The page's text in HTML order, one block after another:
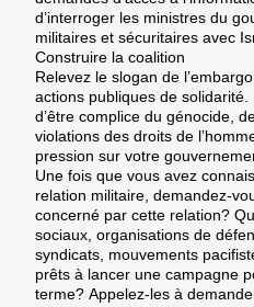
d’interroger les ministres du
militaires et sécuritaires avec
Construire la coalition
Relevez le slogan de
actions publiques de
d’être complice du génocide,
violations des droits de
pression sur votre
Une fois que vous avez
relation militaire, demandez-
concerné par cette relation?
sociaux, organisations de
syndicats, mouvements
prêts à lancer une campagne
terme? Appelez-les à